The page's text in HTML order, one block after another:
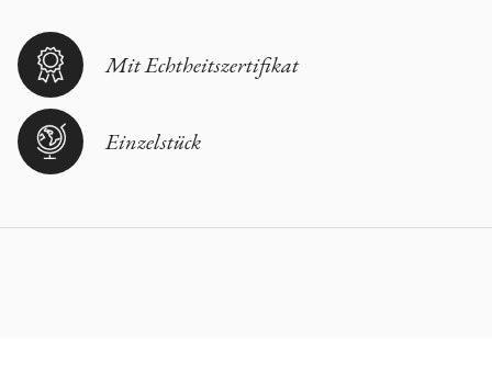
Mit Echtheitszertifikat
Einzelstück